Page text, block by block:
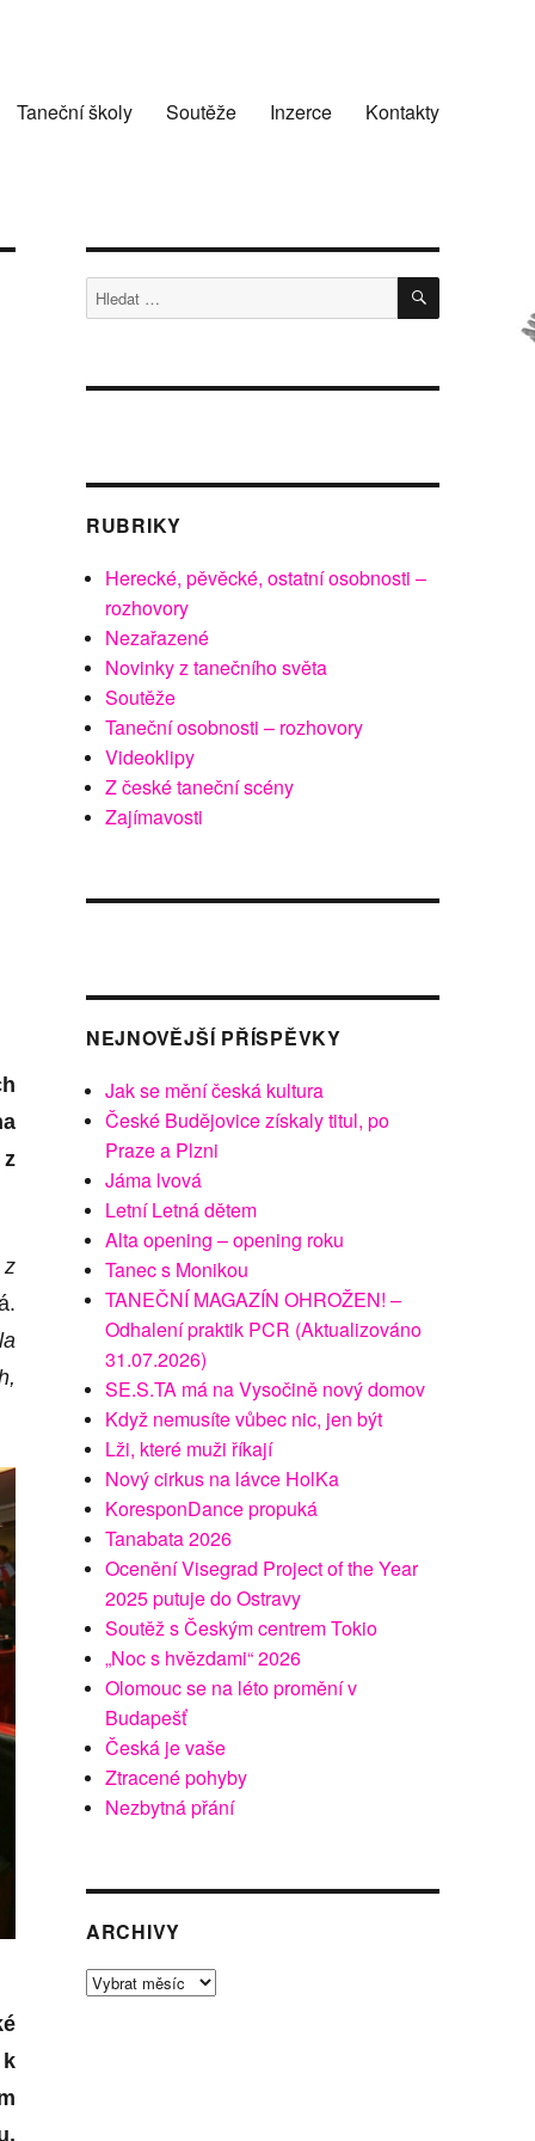
Taneční školy Soutěže Inzerce Kontakty
z
Hledat: HLEDÁNÍ
RUBRIKY
Herecké, pěvěcké, ostatní osobnosti –
rozhovory
Nezařazené
Novinky z tanečního světa
Soutěže
Taneční osobnosti – rozhovory
Videoklipy
Z české taneční scény
Zajímavosti
NEJNOVĚJŠÍ PŘÍSPĚVKY
Jak se mění česká kultura
České Budějovice získaly titul, po
Praze a Plzni
Jáma lvová
Letní Letná dětem
Alta opening – opening roku
Tanec s Monikou
TANEČNÍ MAGAZÍN OHROŽEN! –
Odhalení praktik PCR (Aktualizováno
31.07.2026)
SE.S.TA má na Vysočině nový domov
Když nemusíte vůbec nic, jen být
Lži, které muži říkají
Nový cirkus na lávce HolKa
KoresponDance propuká
Tanabata 2026
Ocenění Visegrad Project of the Year
2025 putuje do Ostravy
Soutěž s Českým centrem Tokio
„Noc s hvězdami“ 2026
Olomouc se na léto promění v
Budapešť
Česká je vaše
Ztracené pohyby
Nezbytná přání
ARCHIVY
Archivy